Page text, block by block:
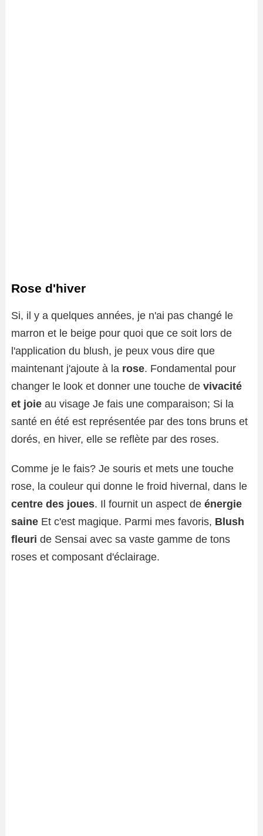
Rose d'hiver
Si, il y a quelques années, je n'ai pas changé le
marron et le beige pour quoi que ce soit lors de
l'application du blush, je peux vous dire que
maintenant j'ajoute à la rose. Fondamental pour
changer le look et donner une touche de vivacité
et joie au visage Je fais une comparaison; Si la
santé en été est représentée par des tons bruns et
dorés, en hiver, elle se reflète par des roses.
Comme je le fais? Je souris et mets une touche
rose, la couleur qui donne le froid hivernal, dans le
centre des joues. Il fournit un aspect de énergie
saine Et c'est magique. Parmi mes favoris, Blush
fleuri de Sensai avec sa vaste gamme de tons
roses et composant d'éclairage.